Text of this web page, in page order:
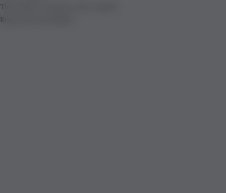
The product is already in the wishlist!
Removed from Wishlist